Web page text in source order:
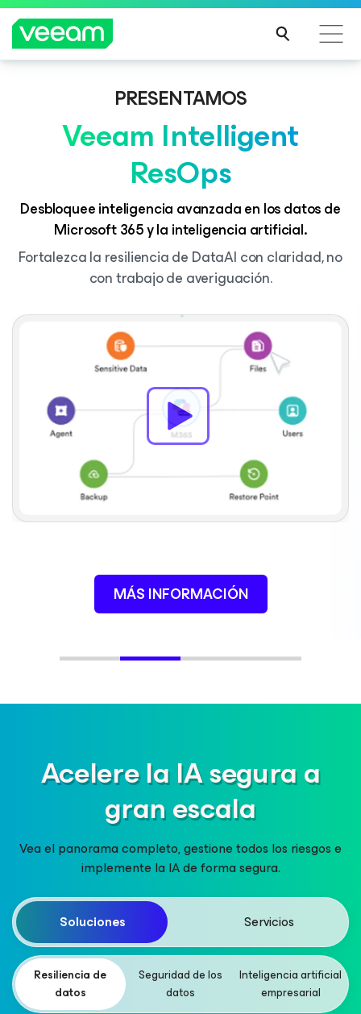
Guía de Veeam para los clientes afectados por la
actualización de contenido de CrowdStrike
Veeam ocupa el puesto #1
Veeam es el proveedor líder en el análisis de
participación de mercado de Gartner:
Enterprise Backup and Recovery Software,
MÁS INFORMACIÓN
PRESENTAMOS
Veeam Intelligent
ResOps
Desbloquee inteligencia avanzada en los datos de
Microsoft 365 y la inteligencia artificial.
Fortalezca la resiliencia de DataAI con claridad, no
con trabajo de averiguación.
MÁS INFORMACIÓN
Acelere la IA segura a
gran escala
Vea el panorama completo, gestione todos los riesgos e
implemente la IA de forma segura.
Soluciones Servicios
Resiliencia de
datos
Seguridad de los
datos
Inteligencia artificial
empresarial